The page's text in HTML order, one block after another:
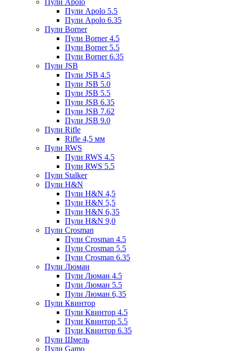
Пули Apolo
Пули Apolo 5.5
Пули Apolo 6.35
Пули Borner
Пули Borner 4.5
Пули Borner 5.5
Пули Borner 6.35
Пули JSB
Пули JSB 4.5
Пули JSB 5.0
Пули JSB 5.5
Пули JSB 6.35
Пули JSB 7.62
Пули JSB 9.0
Пули Rifle
Rifle 4,5 мм
Пули RWS
Пули RWS 4.5
Пули RWS 5.5
Пули Stalker
Пули H&N
Пули H&N 4,5
Пули H&N 5,5
Пули H&N 6,35
Пули H&N 9,0
Пули Crosman
Пули Crosman 4.5
Пули Crosman 5.5
Пули Crosman 6.35
Пули Люман
Пули Люман 4.5
Пули Люман 5.5
Пули Люман 6,35
Пули Квинтор
Пули Квинтор 4.5
Пули Квинтор 5.5
Пули Квинтор 6.35
Пули Шмель
Пули Gamo